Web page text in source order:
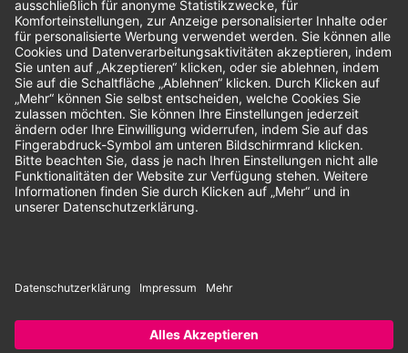
Unsere Zahlungsarten:
Rechnung SEPA-Lastschrift Vorkasse